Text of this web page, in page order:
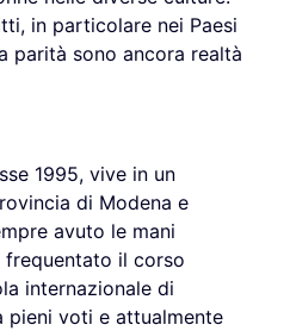
in particolare nei Paesi
parità sono ancora realtà
1995, vive in un
di Modena e
avuto le mani
il corso
internazionale di
pieni voti e attualmente